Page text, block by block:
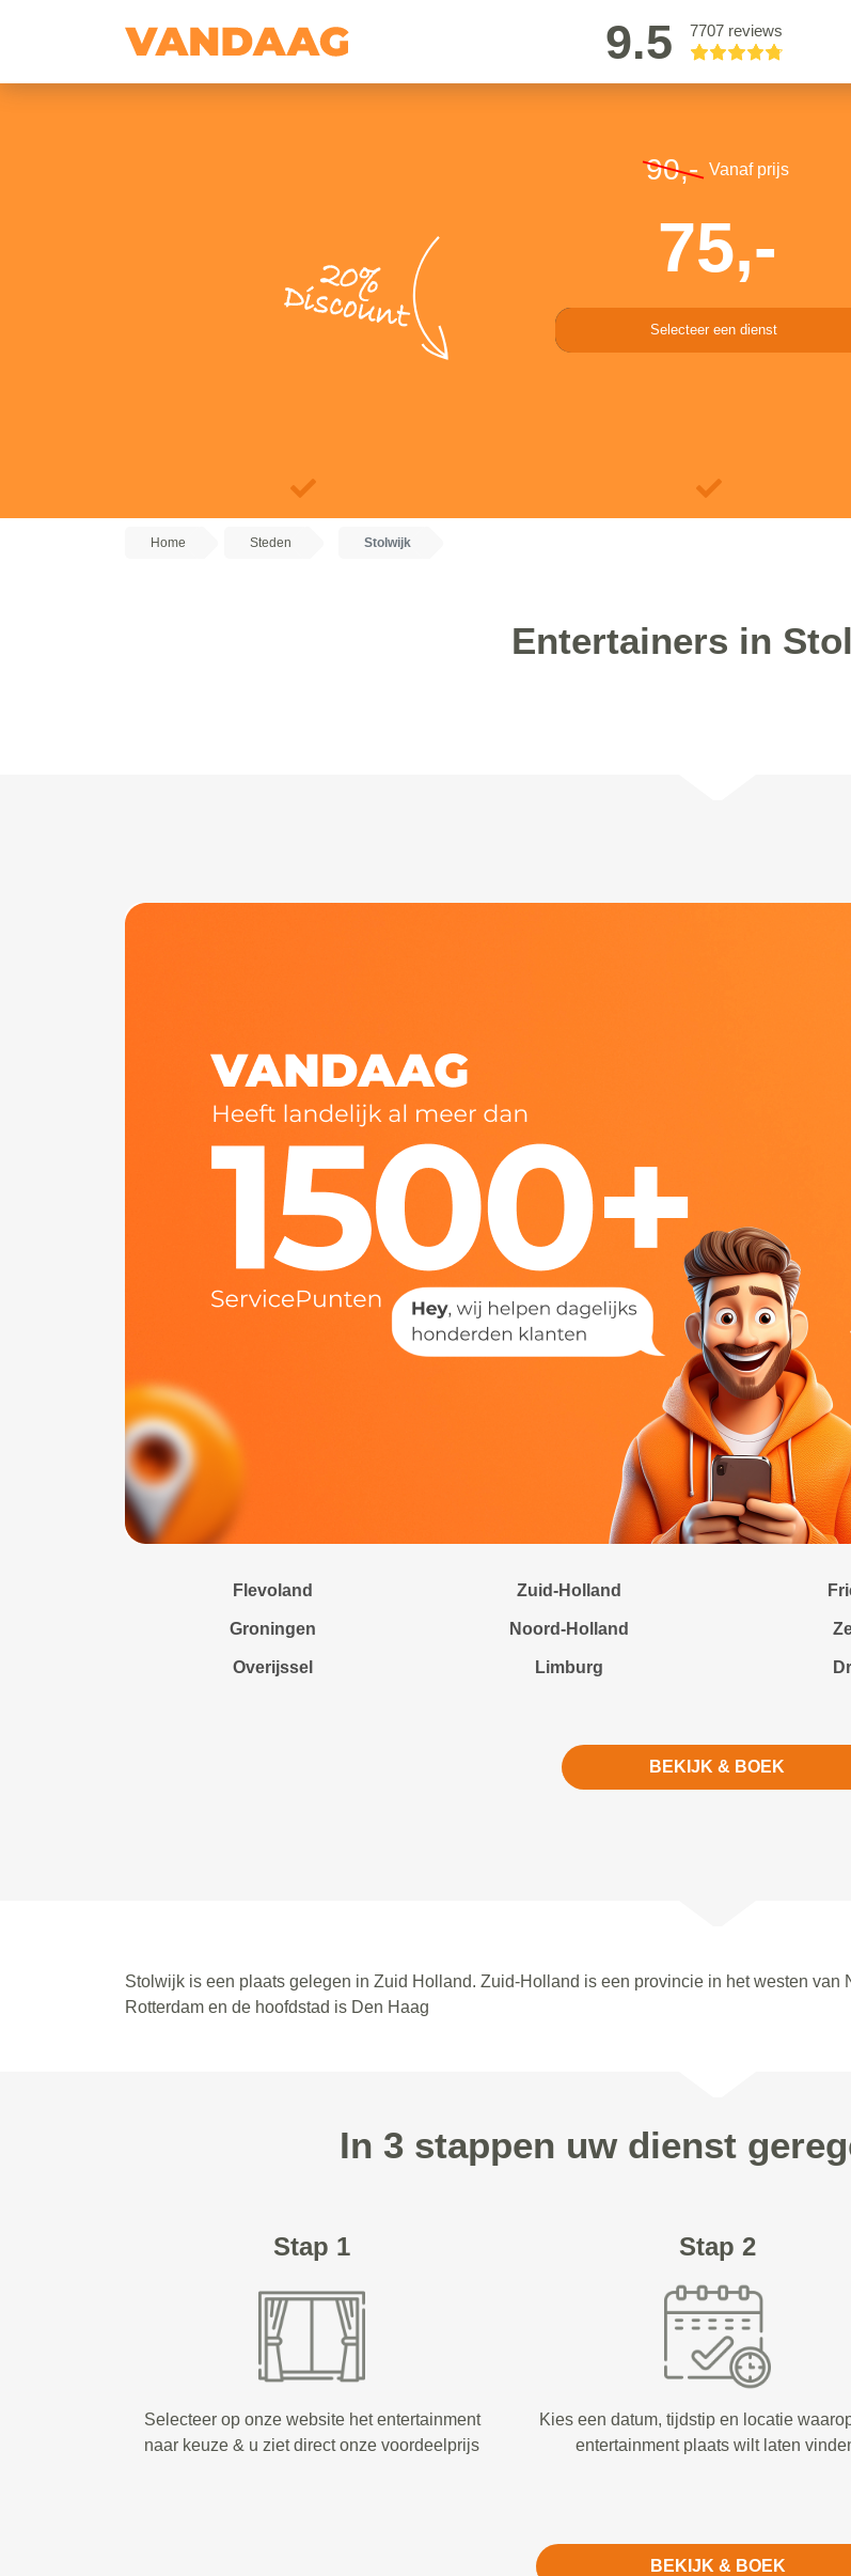
9.5 7707 reviews
20%
Discount
90,- Vanaf prijs
75,-
Selecteer een dienst
Home Steden Stolwijk
Entertainers in
Flevoland Zuid-Holland
Groningen Noord-Holland
Overijssel Limburg
BEKIJK & BOEK
Stolwijk is een plaats gelegen in Zuid Holland. Zuid-Holland is een provincie in het westen van
Rotterdam en de hoofdstad is Den Haag
In 3 stappen uw dienst
Stap 1
Selecteer op onze website het entertainment
naar keuze & u ziet direct onze voordeelprijs
Stap 2
Kies een datum, tijdstip en locatie
entertainment plaats wilt laten
BEKIJK & BOEK